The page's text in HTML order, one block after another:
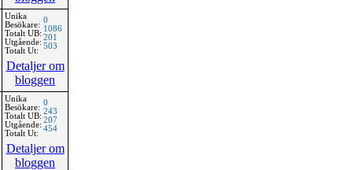
Unika
Besökare:
Totalt UB:
Utgående:
Totalt Ut:
0
1086
201
503
Detaljer om
bloggen
Unika
Besökare:
Totalt UB:
Utgående:
Totalt Ut:
0
243
207
454
Detaljer om
bloggen